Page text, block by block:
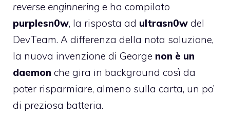
reverse enginnering e ha compilato
purplesn0w, la risposta ad ultrasn0w del
DevTeam. A differenza della nota soluzione,
la nuova invenzione di George non è un
daemon che gira in background così da
poter risparmiare, almeno sulla carta, un po’
di preziosa batteria.